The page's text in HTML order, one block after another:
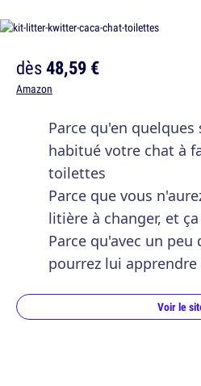
dès48,59 €
Amazon
Parce qu'en
habitué votre chat à
toilettes
Parce que vous
litière à changer, et
Parce qu'avec un peu
pourrez lui
Voir le